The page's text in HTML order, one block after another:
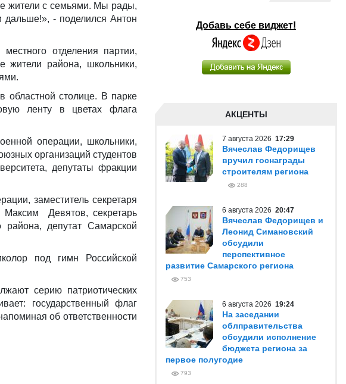
жители с семьями. Мы рады,
- поделился Антон
отделения партии,
жители района, школьники,
столице. В парке
ленту в цветах флага
операции, школьники,
организаций студентов
депутаты фракции
заместитель секретаря
Максим Девятов, секретарь
депутат Самарской
под гимн Российской
серию патриотических
государственный флаг
об ответственности
Добавь себе виджет!
АКЦЕНТЫ
7 августа 2026 17:29
Вячеслав Федорищев
вручил госнаграды
строителям региона
288
6 августа 2026 20:47
Вячеслав Федорищев и
Леонид Симановский
обсудили
перспективное
развитие Самарского региона
753
6 августа 2026 19:24
На заседании
облправительства
обсудили исполнение
бюджета региона за
первое полугодие
793